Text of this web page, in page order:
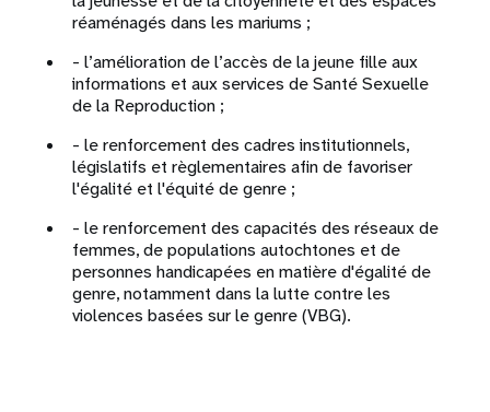
réaménagés dans les mariums ;
- l’amélioration de l’accès de la jeune fille aux
informations et aux services de Santé Sexuelle
de la Reproduction ;
- le renforcement des cadres institutionnels,
législatifs et règlementaires afin de favoriser
l'égalité et l'équité de genre ;
- le renforcement des capacités des réseaux de
femmes, de populations autochtones et de
personnes handicapées en matière d'égalité de
genre, notamment dans la lutte contre les
violences basées sur le genre (VBG).